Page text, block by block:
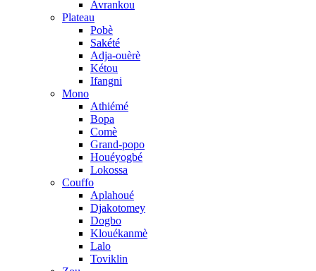
Avrankou
Plateau
Pobè
Sakété
Adja-ouèrè
Kétou
Ifangni
Mono
Athiémé
Bopa
Comè
Grand-popo
Houéyogbé
Lokossa
Couffo
Aplahoué
Djakotomey
Dogbo
Klouékanmè
Lalo
Toviklin